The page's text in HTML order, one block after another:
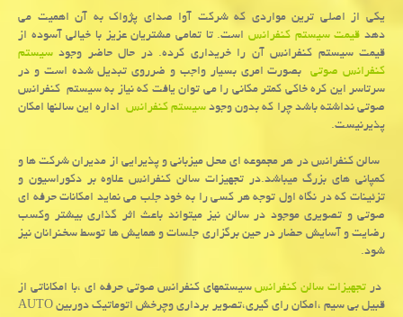
یکی از اصلی ترین مواردی که شرکت آوا صدای پژواک به آن اهمیت می
دهدقیمت سیستم کنفرانساست. تا تمامی مشتریان عزیز با خیالی آسوده از
قیمت سیستم کنفرانس آن را خریداری کرده. در حال حاضر وجود سیستم
کنفرانس صوتیبصورت امری بسیار واجب و ضرروی تبدیل شده است و در
سرتاسر این کره خاکی کمتر مکانی را می توان یافت که نیاز به سیستم کنفرانس
صوتی نداشته باشد چرا که بدون وجودسیستم کنفرانساداره این سالنها امکان
پذیرنیست.
سالن کنفرانس در هر مجموعه ای محل میزبانی و پذیرایی از مدیران شرکت ها و
کمپانی های بزرگ میباشد.در تجهیزات سالن کنفرانس علاوه بر دکوراسیون و
تزئینات که در نگاه اول توجه هر کسی را به خود جلب می نماید امکانات حرفه ای
صوتی و تصویری موجود در سالن نیز میتواند باعث اثر گذاری بیشتر وکسب
رضایت و آسایش حضار در حین برگزاری جلسات و همایش ها توسط سخنرانان نیز
شود.
درتجهیزات سالن کنفرانسسیستمهای کنفرانس صوتی حرفه ای ،با امکاناتی از
قبیل بی سیم ،امکان رای گیری،تصویر برداری وچرخش اتوماتیک دوربین AUTO